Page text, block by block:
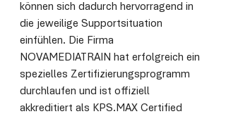
können sich dadurch hervorragend in
die jeweilige Supportsituation
einfühlen. Die Firma
NOVAMEDIATRAIN hat erfolgreich ein
spezielles Zertifizierungsprogramm
durchlaufen und ist offiziell
akkreditiert als KPS.MAX Certified